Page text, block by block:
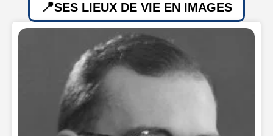
SES LIEUX DE VIE EN IMAGES